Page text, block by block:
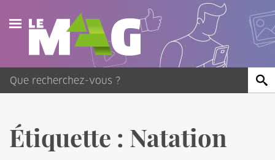
Actualités
Agenda
Vidéos
Étiquette : Natation